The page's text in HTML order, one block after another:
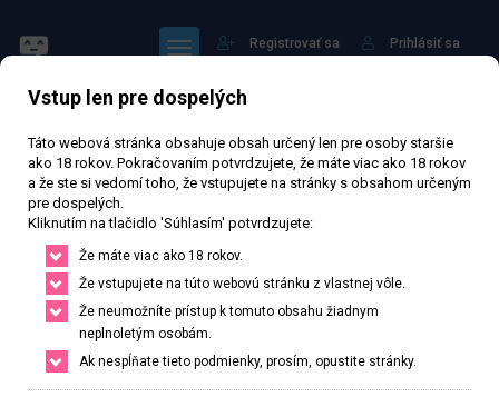
Prihlásiť sa
Registrovať sa
Mia
74 896 zhlédnutí Ověřený inzerát Aktivní 49 dní
26 rokov Veľkosť C Slovenská
Senec, Bratislavský kraj, Slovenská republika
Vstup len pre dospelých
Táto webová stránka obsahuje obsah určený len pre osoby staršie
ako 18 rokov. Pokračovaním potvrdzujete, že máte viac ako 18 rokov
a že ste si vedomí toho, že vstupujete na stránky s obsahom určeným
pre dospelých.
Kliknutím na tlačidlo 'Súhlasím' potvrdzujete:
Že máte viac ako 18 rokov.
Že vstupujete na túto webovú stránku z vlastnej vôle.
Že neumožníte prístup k tomuto obsahu žiadnym
neplnoletým osobám.
Ak nespĺňate tieto podmienky, prosím, opustite stránky.